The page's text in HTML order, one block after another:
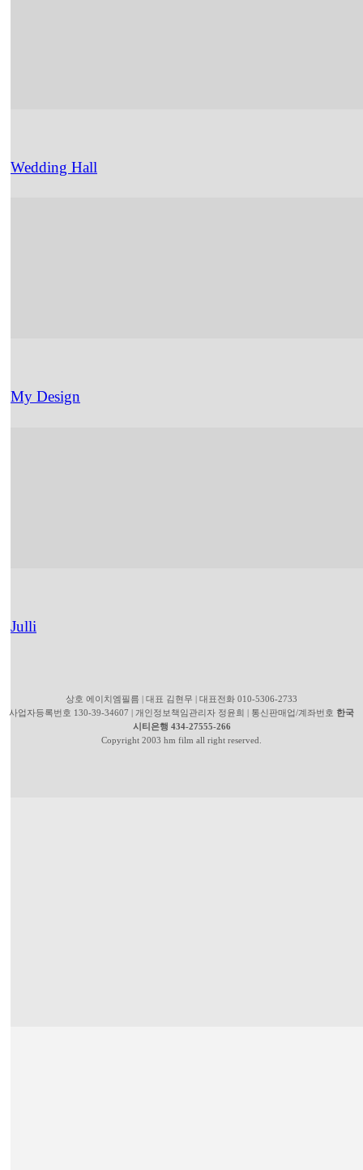
Wedding Hall
My Design
Julli
상호 에이치엠필름 | 대표 김현무 | 대표전화 010-5306-2733
사업자등록번호 130-39-34607 | 개인정보책임관리자 정윤희 | 통신판매업/계좌번호 한국
시티은행 434-27555-266
Copyright 2003 hm film all right reserved.